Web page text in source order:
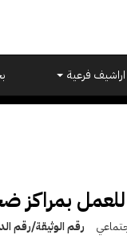
اراشيف فرعية
بمراكز
رقم الوثيقة/رقم